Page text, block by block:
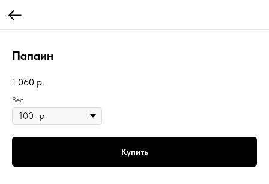
Папаин
1 060 р.
Вес
Купить